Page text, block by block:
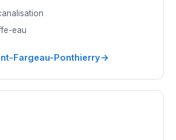
eau
Fargeau-Ponthierry→